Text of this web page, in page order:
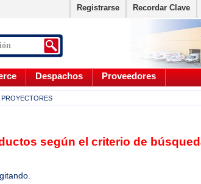
Registrarse Recordar Clave
Despachos Proveedores
PROYECTORES
según el criterio de